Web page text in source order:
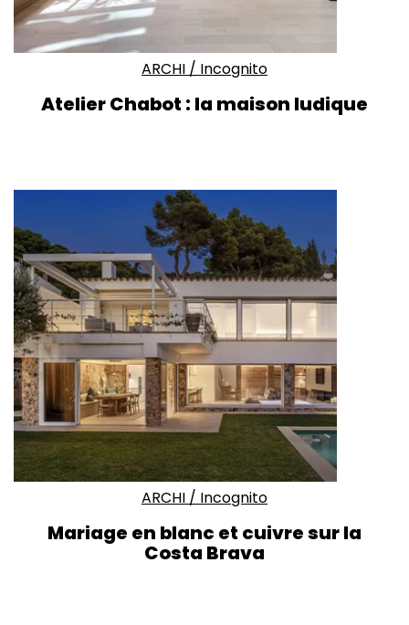
ARCHI / Incognito
Atelier Chabot : la maison ludique
ARCHI / Incognito
Mariage en blanc et cuivre sur la
Costa Brava